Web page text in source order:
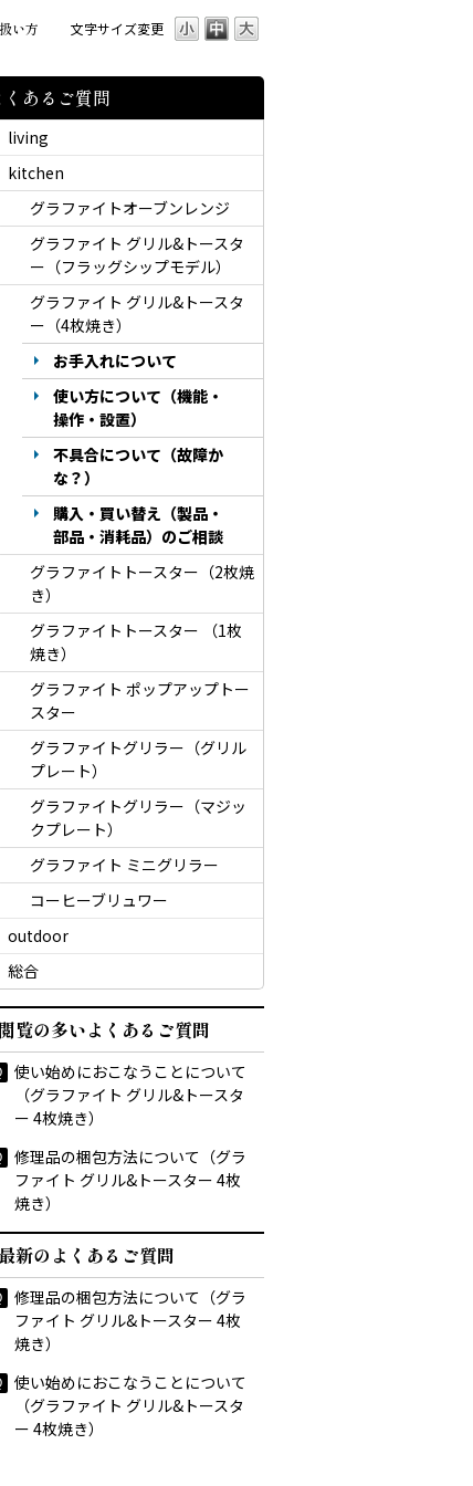
文字サイズ変更
い方
くあるご質問
living
kitchen
グラファイトオーブンレンジ
グラファイト グリル&トースタ
ー（フラッグシップモデル）
グラファイト グリル&トースタ
ー（4枚焼き）
お手入れについて
使い方について（機能・
操作・設置）
不具合について（故障か
な？）
購入・買い替え（製品・
部品・消耗品）のご相談
グラファイトトースター（2枚焼
き）
グラファイトトースター （1枚
焼き）
グラファイト ポップアップトー
スター
グラファイトグリラー（グリル
プレート）
グラファイトグリラー（マジッ
クプレート）
グラファイト ミニグリラー
コーヒーブリュワー
outdoor
総合
閲覧の多いよくあるご質問
使い始めにおこなうことについて
（グラファイト グリル&トースタ
ー 4枚焼き）
修理品の梱包方法について（グラ
ファイト グリル&トースター 4枚
焼き）
最新のよくあるご質問
修理品の梱包方法について（グラ
ファイト グリル&トースター 4枚
焼き）
使い始めにおこなうことについて
（グラファイト グリル&トースタ
ー 4枚焼き）